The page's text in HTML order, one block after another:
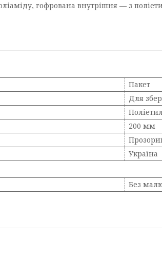
гофрована внутрішня — з
Пакет
Для
200 мм
Україна
Без